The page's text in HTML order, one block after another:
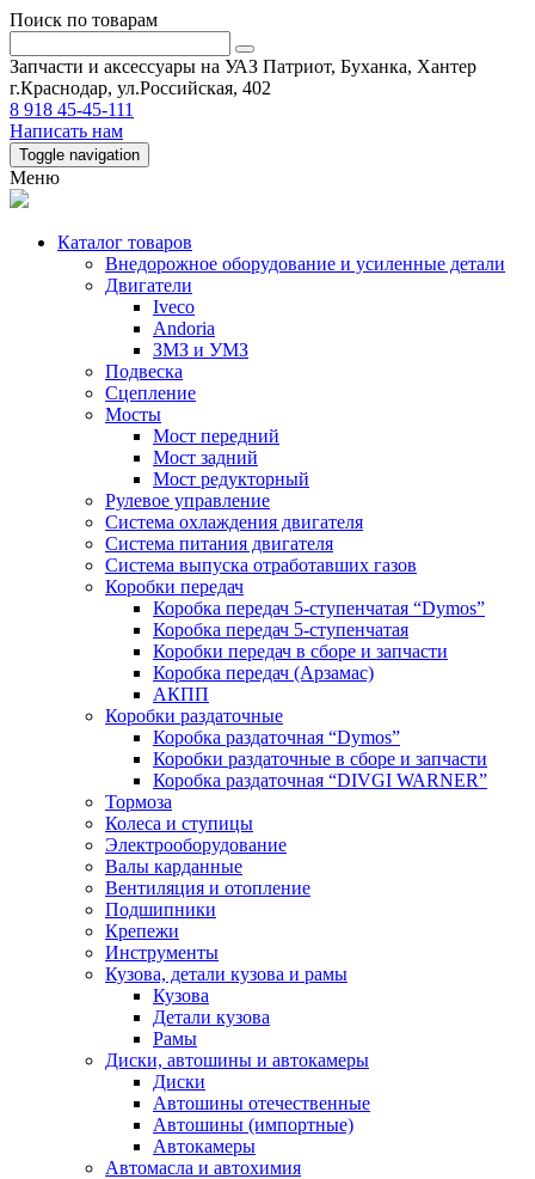
Поиск по товарам
Запчасти и аксессуары на УАЗ Патриот, Буханка, Хантер
г.Краснодар, ул.Российская, 402
8 918 45-45-111
Написать нам
Toggle navigation
Меню
Каталог товаров
Внедорожное оборудование и усиленные детали
Двигатели
Iveco
Andoria
ЗМЗ и УМЗ
Подвеска
Сцепление
Мосты
Мост передний
Мост задний
Мост редукторный
Рулевое управление
Система охлаждения двигателя
Система питания двигателя
Система выпуска отработавших газов
Коробки передач
Коробка передач 5-ступенчатая “Dymos”
Коробка передач 5-ступенчатая
Коробки передач в сборе и запчасти
Коробка передач (Арзамас)
АКПП
Коробки раздаточные
Коробка раздаточная “Dymos”
Коробки раздаточные в сборе и запчасти
Коробка раздаточная “DIVGI WARNER”
Тормоза
Колеса и ступицы
Электрооборудование
Валы карданные
Вентиляция и отопление
Подшипники
Крепежи
Инструменты
Кузова, детали кузова и рамы
Кузова
Детали кузова
Рамы
Диски, автошины и автокамеры
Диски
Автошины отечественные
Автошины (импортные)
Автокамеры
Автомасла и автохимия